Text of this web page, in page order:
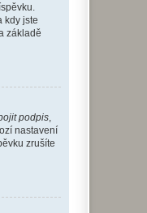
kdy jste
základě
podpis
nastavení
zrušíte